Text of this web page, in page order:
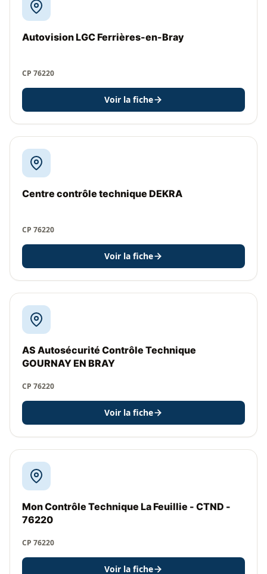
Autovision LGC Ferrières-en-Bray
CP 76220
Voir la fiche
Centre contrôle technique DEKRA
CP 76220
Voir la fiche
AS Autosécurité Contrôle Technique
GOURNAY EN BRAY
CP 76220
Voir la fiche
Mon Contrôle Technique La Feuillie - CTND -
76220
CP 76220
Voir la fiche